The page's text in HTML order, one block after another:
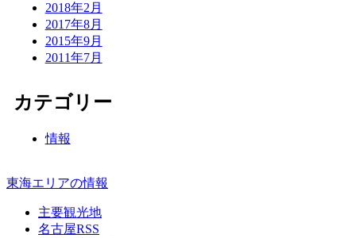
2018年2月
2017年8月
2015年9月
2011年7月
カテゴリー
情報
東海エリアの情報
主要観光地
名古屋RSS